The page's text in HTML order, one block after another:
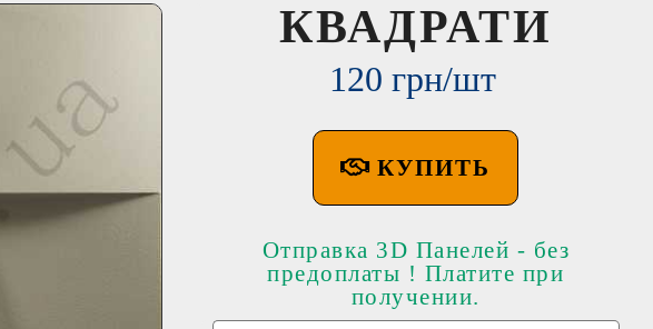
КВАДРАТИ
120 грн/шт
КУПИТЬ
Отправка 3D Панелей - без
предоплаты ! Платите при
получении.